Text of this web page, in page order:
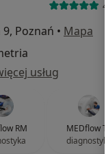
Poznań • Mapa
usług
RM
MEDflow TK
diagnostyka